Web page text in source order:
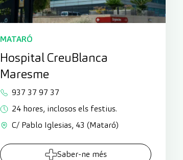
MATARÓ
Hospital CreuBlanca
Maresme
937 37 97 37
24 hores, inclosos els festius.
C/ Pablo Iglesias, 43 (Mataró)
Saber-ne més